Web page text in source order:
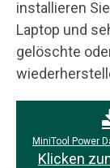
installieren
Laptop und
gelöschte
MiniTool Power
Klicken